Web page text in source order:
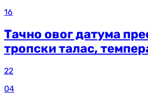
16
Тачно овог датума
тропски талас,
22
04